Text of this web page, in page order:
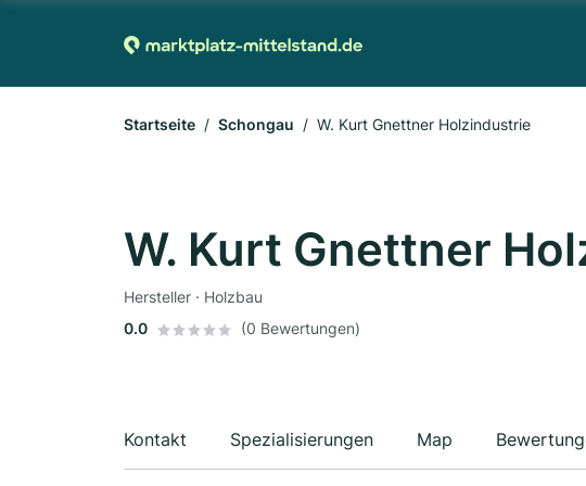
Startseite Schongau W. Kurt Gnettner Holzindustrie
W. Kurt Gnettner
Hersteller · Holzbau
0.0
(0 Bewertungen)
Kontakt Spezialisierungen Map